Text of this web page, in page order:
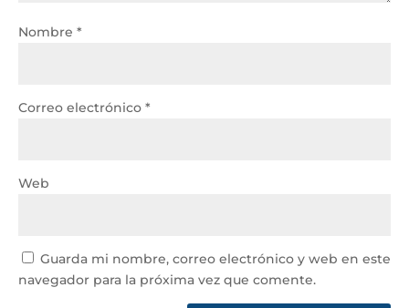
Nombre *
Correo electrónico *
Web
Guarda mi nombre, correo electrónico y web en este
navegador para la próxima vez que comente.